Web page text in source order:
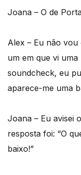
Joana – O de
Alex – Eu não
um em que vi
soundcheck, eu
aparece-me uma
Joana – Eu avisei
resposta foi: “O
baixo!”